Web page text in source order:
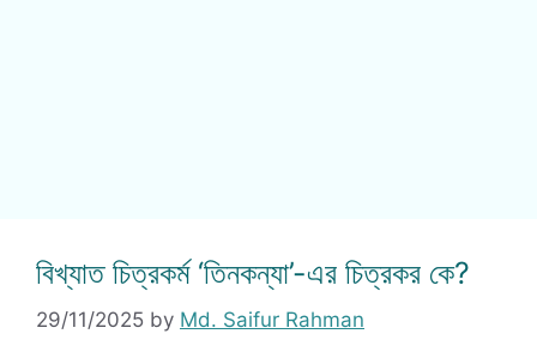
বিখ্যাত চিত্রকর্ম ‘তিনকন্যা’-এর চিত্রকর কে?
29/11/2025 by Md. Saifur Rahman